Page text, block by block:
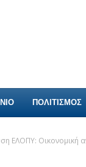
ΠΟΛΙΤΙΣΜΟΣ
ΕΛΟΠΥ: Οικονομική